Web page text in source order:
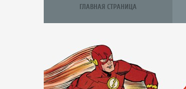
ГЛАВНАЯ СТРАНИЦА